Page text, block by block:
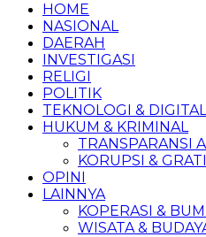
HOME
NASIONAL
DAERAH
INVESTIGASI
RELIGI
POLITIK
TEKNOLOGI & DIGITAL
HUKUM & KRIMINAL
TRANSPARANSI
KORUPSI &
OPINI
LAINNYA
KOPERASI &
WISATA &